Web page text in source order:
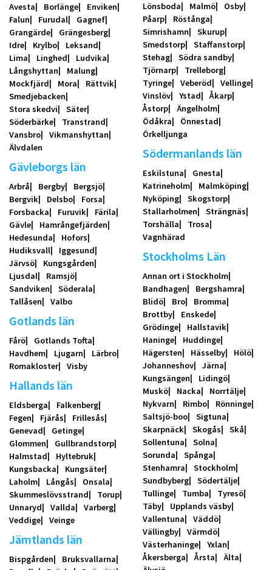
Avesta Borlänge
Enviken
Falun
Furudal
Gagnef
Grangärde
Grängesberg
Idre
Krylbo
Leksand
Lima
Linghed
Ludvika
Långshyttan
Malung
Mockfjärd
Mora
Rättvik
Smedjebacken
Stora skedvi
Säter
Söderbärke
Transtrand
Vansbro
Vikmanshyttan
Älvdalen
Gävleborgs län
Arbrå Bergby
Bergsjö
Bergvik
Delsbo
Forsa
Forsbacka
Furuvik
Färila
Gävle
Hamrångefjärden
Hedesunda
Hofors
Hudiksvall
Iggesund
Järvsö
Kungsgården
Ljusdal
Ramsjö
Sandviken
Söderala
Tallåsen
Valbo
Gotlands län
Fårö
Gotlands Tofta
Havdhem
Ljugarn
Lärbro
Romakloster
Visby
Hallands län
Eldsberga
Falkenberg
Fegen
Fjärås
Frillesås
Genevad
Getinge
Glommen
Gullbrandstorp
Halmstad
Hyltebruk
Kungsbacka
Kungsäter
Laholm
Långås
Onsala
Skummeslövsstrand
Torup
Unnaryd
Vallda
Varberg
Veddige
Veinge
Jämtlands län
Bispgården
Bruksvallarna
Lönsboda
Malmö
Osby
Påarp
Röstånga
Simrishamn
Skurup
Smedstorp
Staffanstorp
Stehag
Södra sandby
Tjörnarp
Trelleborg
Tyringe
Veberöd
Vellinge
Vinslöv
Ystad
Åkarp
Åstorp
Ängelholm
Ödåkra
Önnestad
Örkelljunga
Södermanlands län
Eskilstuna
Gnesta
Katrineholm
Malmköping
Nyköping
Skogstorp
Stallarholmen
Strängnäs
Torshälla
Trosa
Vagnhärad
Stockholms Län
Annan ort i Stockholm
Bandhagen
Bergshamra
Blidö
Bro
Bromma
Brottby
Enskede
Grödinge
Hallstavik
Haninge
Huddinge
Hägersten
Hässelby
Hölö
Johanneshov
Järna
Kungsängen
Lidingö
Muskö
Nacka
Norrtälje
Nykvarn
Rimbo
Rönninge
Saltsjö-boo
Sigtuna
Skarpnäck
Skogås
Skå
Sollentuna
Solna
Sorunda
Spånga
Stenhamra
Stockholm
Sundbyberg
Södertälje
Tullinge
Tumba
Tyresö
Täby
Upplands väsby
Vallentuna
Väddö
Vällingby
Värmdö
Västerhaninge
Yxlan
Åkersberga
Årsta
Älta